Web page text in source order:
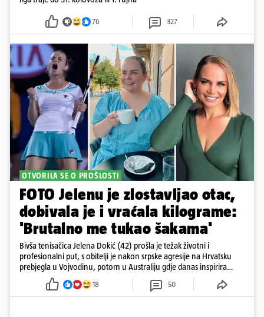
76 327
OTVORILA SE O PROŠLOSTI
FOTO Jelenu je zlostavljao otac,
dobivala je i vraćala kilograme:
'Brutalno me tukao šakama'
Bivša tenisačica Jelena Dokić (42) prošla je težak životni i
profesionalni put, s obitelji je nakon srpske agresije na Hrvatsku
prebjegla u Vojvodinu, potom u Australiju gdje danas inspirira
18 50